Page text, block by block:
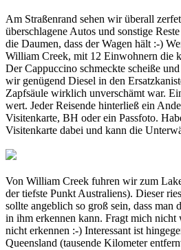
Am Straßenrand sehen wir überall
überschlagene Autos und sonstige
die Daumen, dass der Wagen hält :-)
William Creek, mit 12 Einwohnern die
Der Cappuccino schmeckte scheiße
wir genügend Diesel in den
Zapfsäule wirklich unverschämt war.
wert. Jeder Reisende hinterließ ein
Visitenkarte, BH oder ein Passfoto.
Visitenkarte dabei und kann die
Von William Creek fuhren wir zum
der tiefste Punkt Australiens). Dieser
sollte angeblich so groß sein, dass
in ihm erkennen kann. Fragt mich nicht
nicht erkennen :-) Interessant ist
Queensland (tausende Kilometer